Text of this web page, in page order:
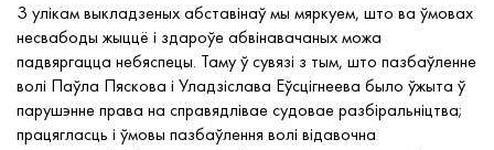
З улікам выкладзеных абставінаў мы мяркуем, што ва ўмовах
несвабоды жыццё і здароўе абвінавачаных можа
падвяргацца небяспецы. Таму ў сувязі з тым, што пазбаўленне
волі Паўла Пяскова і Уладзіслава Еўсцігнеева было ўжыта ў
парушэнне права на справядлівае судовае разбіральніцтва;
працягласць і ўмовы пазбаўлення волі відавочна